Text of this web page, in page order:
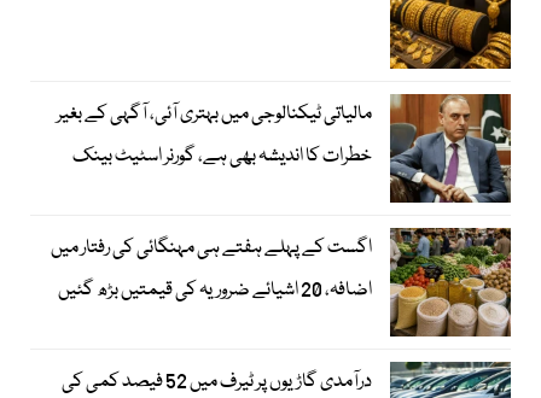
مالیاتی ٹیکنالوجی میں بہتری آئی، آگہی کے بغیر
خطرات کا اندیشہ بھی ہے، گورنر اسٹیٹ بینک
اگست کے پہلے ہفتے ہی مہنگائی کی رفتار میں
اضافہ، 20 اشیائے ضروریہ کی قیمتیں بڑھ گئیں
درآمدی گاڑیوں پر ٹیرف میں 52 فیصد کمی کی